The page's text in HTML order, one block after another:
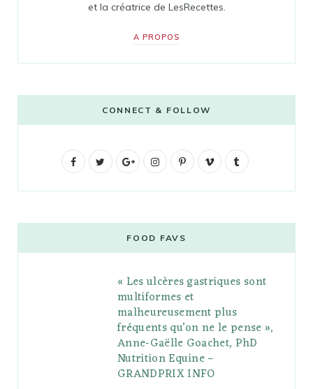
et la créatrice de LesRecettes.
A PROPOS
CONNECT & FOLLOW
F
b
t
G
g
l
e
P
l
s
I
t
a
g
r
a
m
P
e
r
e
s
V
o
l
r
FOOD FAVS
« Les ulcères gastriques sont
multiformes et
malheureusement plus
fréquents qu’on ne le pense »,
Anne-Gaëlle Goachet, PhD
Nutrition Equine –
GRANDPRIX INFO